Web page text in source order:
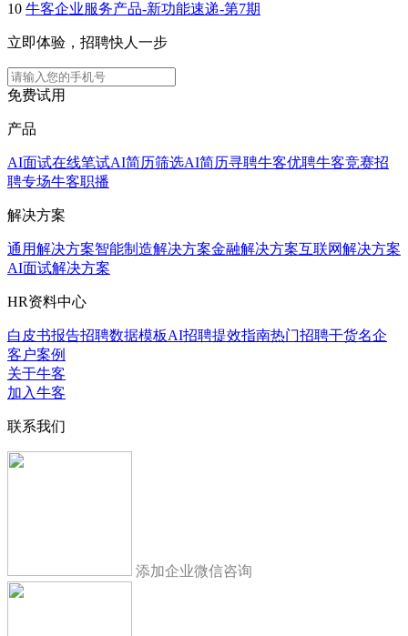
10 牛客企业服务产品-新功能速递-第7期
立即体验，招聘快人一步
免费试用
产品
AI面试在线笔试AI简历筛选AI简历寻聘牛客优聘牛客竞赛招
聘专场牛客职播
解决方案
通用解决方案智能制造解决方案金融解决方案互联网解决方案
AI面试解决方案
HR资料中心
白皮书报告招聘数据模板AI招聘提效指南热门招聘干货名企
客户案例
关于牛客
加入牛客
联系我们
添加企业微信咨询